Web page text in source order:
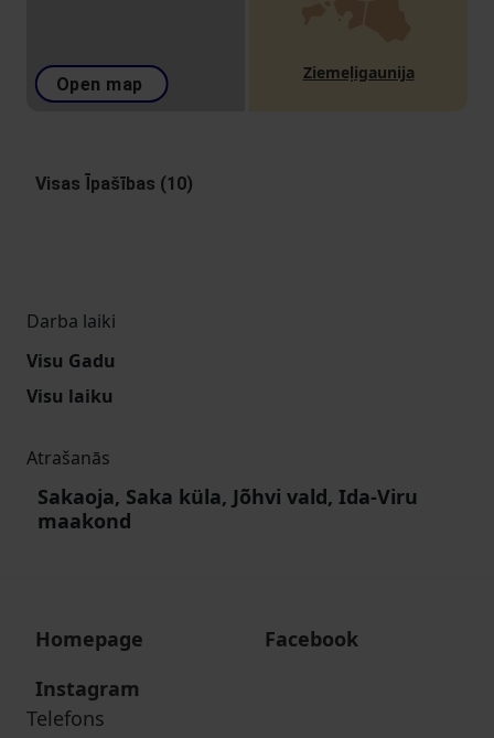
Open map
Ziemeļigaunija
Visas Īpašības (10)
Darba laiki
Visu Gadu
Visu laiku
Atrašanās
Sakaoja, Saka küla, Jõhvi vald, Ida-Viru
maakond
Homepage
Facebook
Instagram
Telefons